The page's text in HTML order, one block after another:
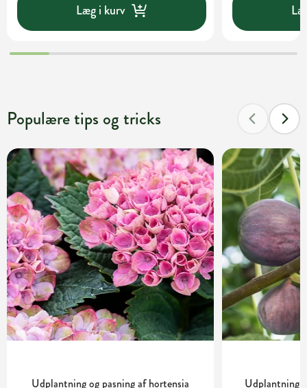
Læg i kurv
Populære tips og tricks
Udplantning og pasning af hortensia Udplantning